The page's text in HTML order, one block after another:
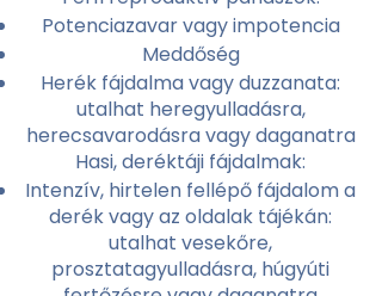
Potenciazavar vagy impotencia
Meddőség
Herék fájdalma vagy duzzanata:
utalhat heregyulladásra,
herecsavarodásra vagy daganatra
Hasi, deréktáji fájdalmak:
Intenzív, hirtelen fellépő fájdalom a
derék vagy az oldalak tájékán:
utalhat vesekőre,
prosztatagyulladásra, húgyúti